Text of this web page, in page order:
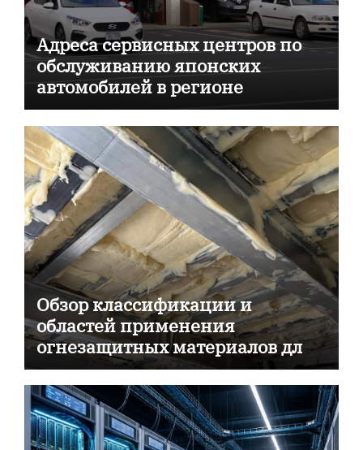
Адреса сервисных центров по
обслуживанию японских
автомобилей в регионе
Обзор классификации и
областей применения
огнезащитных материалов для
пассивной противопожарной
защиты